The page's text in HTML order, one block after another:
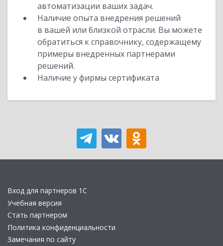
автоматизации ваших задач.
Наличие опыта внедрения решений
в вашей или близкой отрасли. Вы можете
обратиться к справочнику, содержащему
примеры внедренных партнерами
решений.
Наличие у фирмы сертификата
Вход для партнеров 1С
Учебная версия
Стать партнером
Политика конфиденциальности
Замечания по сайту